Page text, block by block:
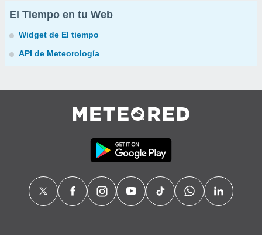
El Tiempo en tu Web
Widget de El tiempo
API de Meteorología